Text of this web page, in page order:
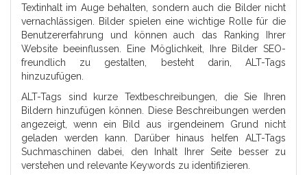
Textinhalt im Auge behalten, sondern auch die Bilder nicht
vernachlässigen. Bilder spielen eine wichtige Rolle für die
Benutzererfahrung und können auch das Ranking Ihrer
Website beeinflussen. Eine Möglichkeit, Ihre Bilder SEO-
freundlich zu gestalten, besteht darin, ALT-Tags
hinzuzufügen.
ALT-Tags sind kurze Textbeschreibungen, die Sie Ihren
Bildern hinzufügen können. Diese Beschreibungen werden
angezeigt, wenn ein Bild aus irgendeinem Grund nicht
geladen werden kann. Darüber hinaus helfen ALT-Tags
Suchmaschinen dabei, den Inhalt Ihrer Seite besser zu
verstehen und relevante Keywords zu identifizieren.